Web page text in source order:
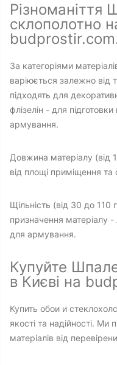
Різноманіття
склополотно
За категоріями
варіюється залежно від
підходять для
флізелін - для
армування.
Довжина матеріалу (від
від площі приміщення та
Щільність (від 30 до 110
призначення матеріалу -
для армування.
Купуйте
в Києві на
Купить обои и
якості та надійності.
матеріалів від